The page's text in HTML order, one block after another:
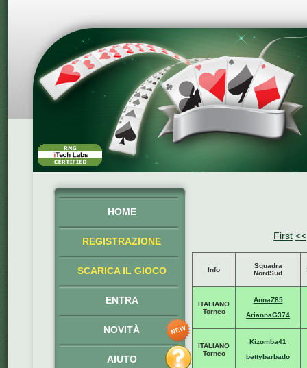
HOME
REGISTRAZIONE
SCARICA IL GIOCO
ENTRA
NOVITÀ
AIUTO
First <<
Info
Squadra
NordSud
ITALIANO
Torneo
AnnaZ85
AriannaG374
ITALIANO
Torneo
Kizomba41
bettybarbado